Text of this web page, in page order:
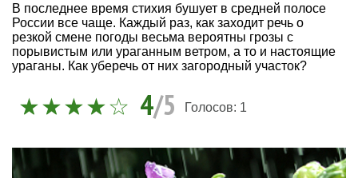
В последнее время стихия бушует в средней полосе
России все чаще. Каждый раз, как заходит речь о
резкой смене погоды весьма вероятны грозы с
порывистым или ураганным ветром, а то и настоящие
ураганы. Как уберечь от них загородный участок?
4/5 Голосов: 1